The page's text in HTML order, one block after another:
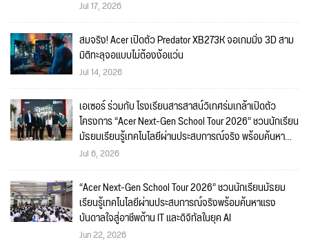
Jul 17, 2026
สมจริง! Acer เปิดตัว Predator XB273K จอเกมมิ่ง 3D สาม
มิติทะลุจอแบบไม่ต้องง้อแว่น
Jul 14, 2026
เอเซอร์ ร่วมกับ โรงเรียนสารสาสน์วิเทศร่มเกล้าเปิดตัว
โครงการ “Acer Next-Gen School Tour 2026” ชวนนักเรียน
มัธยมเรียนรู้เทคโนโลยีผ่านประสบการณ์จริง พร้อมค้นหา
แรงบันดาลใจสู่อาชีพด้าน IT และดิจิทัลในยุค AI
Jul 6, 2026
“Acer Next-Gen School Tour 2026” ชวนนักเรียนมัธยม
เรียนรู้เทคโนโลยีผ่านประสบการณ์จริงพร้อมค้นหาแรง
บันดาลใจสู่อาชีพด้าน IT และดิจิทัลในยุค AI
Jun 22, 2026